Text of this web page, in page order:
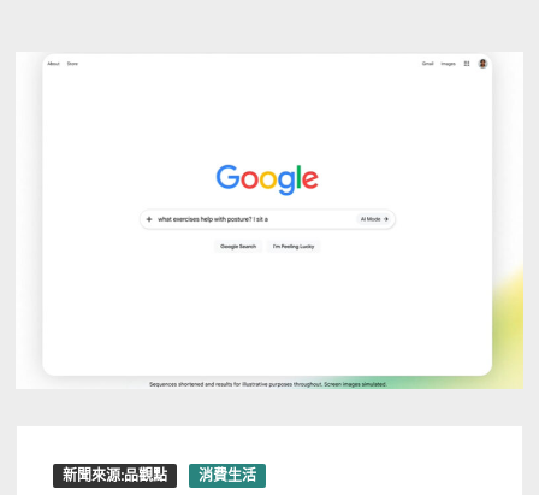
新聞來源:品觀點 消費生活